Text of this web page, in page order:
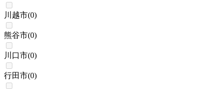
川越市(0)
熊谷市(0)
川口市(0)
行田市(0)